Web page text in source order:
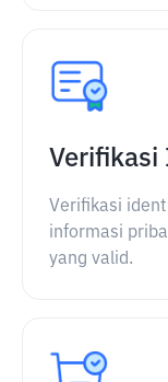
Verifikasi
Verifikasi
informasi
yang valid.